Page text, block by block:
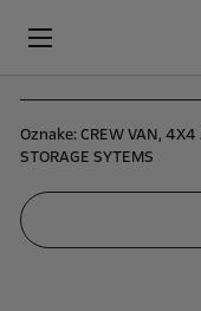
Oznake:CREW VAN, 4X4
STORAGE SYTEMS